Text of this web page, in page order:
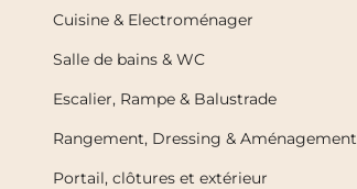
Cuisine & Electroménager
Salle de bains & WC
Escalier, Rampe & Balustrade
Rangement, Dressing & Aménagement
Portail, clôtures et extérieur